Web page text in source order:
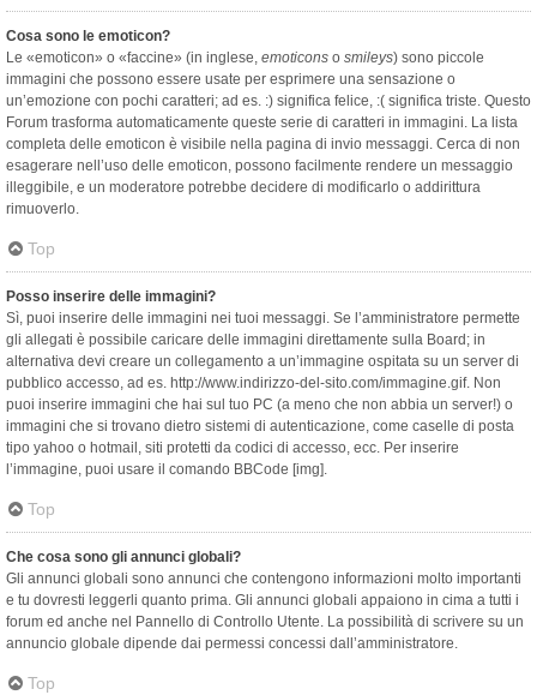
Cosa sono le emoticon?
Le «emoticon» o «faccine» (in inglese, emoticons o smileys) sono piccole
immagini che possono essere usate per esprimere una sensazione o
un’emozione con pochi caratteri; ad es. :) significa felice, :( significa triste. Questo
Forum trasforma automaticamente queste serie di caratteri in immagini. La lista
completa delle emoticon è visibile nella pagina di invio messaggi. Cerca di non
esagerare nell’uso delle emoticon, possono facilmente rendere un messaggio
illeggibile, e un moderatore potrebbe decidere di modificarlo o addirittura
rimuoverlo.
Top
Posso inserire delle immagini?
Sì, puoi inserire delle immagini nei tuoi messaggi. Se l’amministratore permette
gli allegati è possibile caricare delle immagini direttamente sulla Board; in
alternativa devi creare un collegamento a un’immagine ospitata su un server di
pubblico accesso, ad es. http://www.indirizzo-del-sito.com/immagine.gif. Non
puoi inserire immagini che hai sul tuo PC (a meno che non abbia un server!) o
immagini che si trovano dietro sistemi di autenticazione, come caselle di posta
tipo yahoo o hotmail, siti protetti da codici di accesso, ecc. Per inserire
l’immagine, puoi usare il comando BBCode [img].
Top
Che cosa sono gli annunci globali?
Gli annunci globali sono annunci che contengono informazioni molto importanti
e tu dovresti leggerli quanto prima. Gli annunci globali appaiono in cima a tutti i
forum ed anche nel Pannello di Controllo Utente. La possibilità di scrivere su un
annuncio globale dipende dai permessi concessi dall’amministratore.
Top